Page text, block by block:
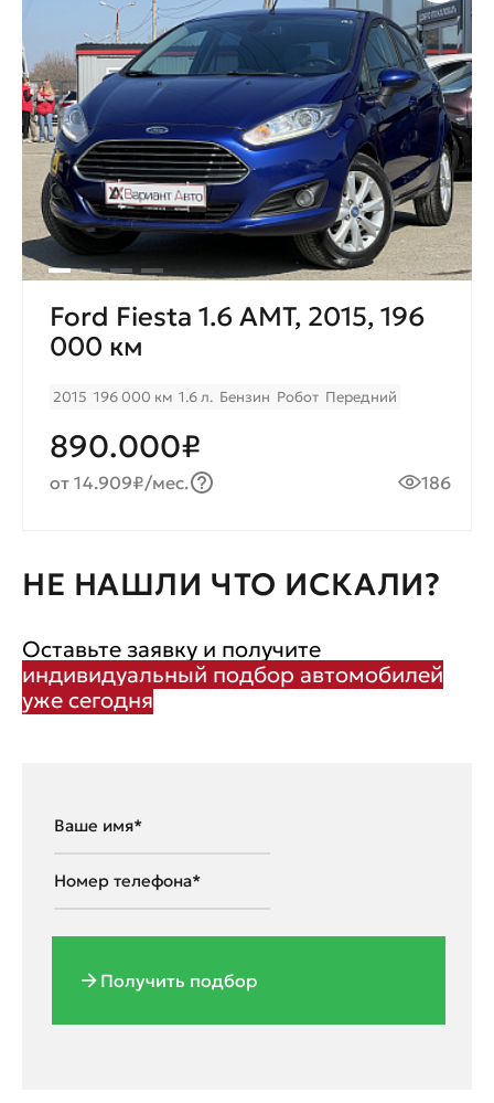
Ford Fiesta 1.6 AMT, 2015, 196
000 км
2015 196 000 км 1.6 л. Бензин Робот Передний
890.000₽
от 14.909₽/мес. 186
НЕ НАШЛИ ЧТО ИСКАЛИ?
Оставьте заявку и получите
индивидуальный подбор автомобилей
уже сегодня
Получить подбор